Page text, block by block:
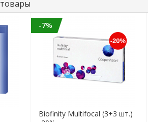
-7%
Biofinity Multifocal (3+3 шт.)